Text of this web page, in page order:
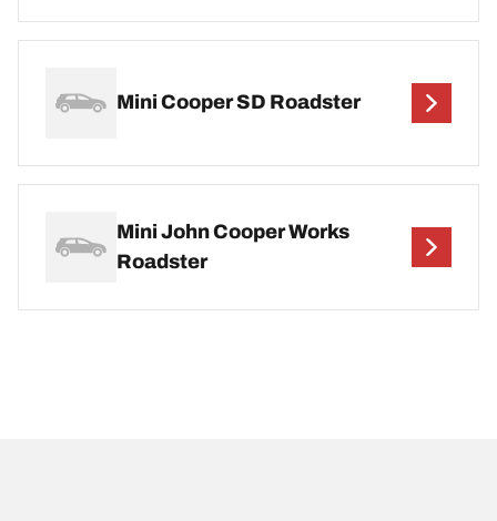
Mini Cooper SD Roadster
Mini John Cooper Works
Roadster